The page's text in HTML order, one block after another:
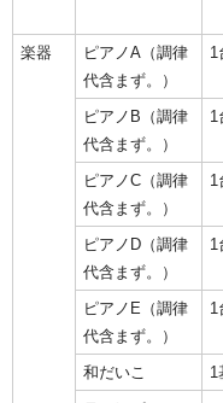
楽器
ピアノA（調律
代含まず。）
1
ピアノB（調律
代含まず。）
1
ピアノC（調律
代含まず。）
1
ピアノD（調律
代含まず。）
1
ピアノE（調律
代含まず。）
1
和だいこ
1